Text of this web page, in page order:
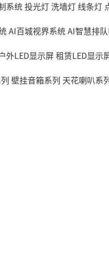
系统投光灯洗墙灯线条灯
AI百城视界系统AI智慧排
外LED显示屏租赁LED显示
壁挂音箱系列 天花喇叭系